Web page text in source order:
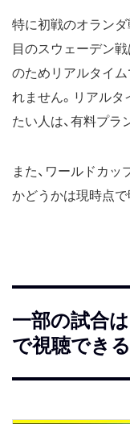
特に初戦のオラン
目のスウェーデン
のためリアルタイ
れません。リアル
たい人は、有料プラ
また、ワールドカッ
かどうかは現時点で
一部の試合
で視聴でき